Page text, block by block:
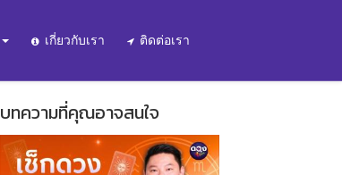
เกี่ยวกับเรา ติดต่อเรา
บทความที่คุณอาจสนใจ